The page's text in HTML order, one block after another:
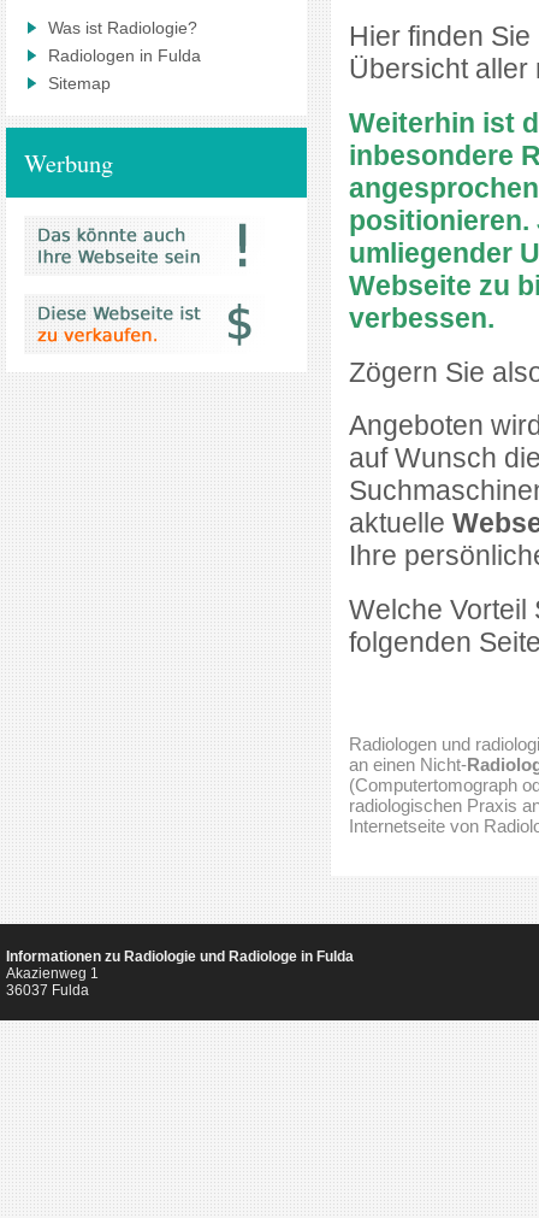
Was ist Radiologie?
Radiologen in Fulda
Sitemap
Werbung
Hier finden
Übersicht aller
Weiterhin ist
inbesondere
positionieren.
umliegender
Webseite zu
verbessen.
Zögern Sie
Angeboten
auf Wunsch
aktuelle
Ihre
Welche Vorteil
folgenden
Radiologen und
an einen Nicht-
(Computertomograph
radiologischen Praxis
Internetseite von
Informationen zu Radiologie und Radiologe in Fulda
Akazienweg 1
36037 Fulda